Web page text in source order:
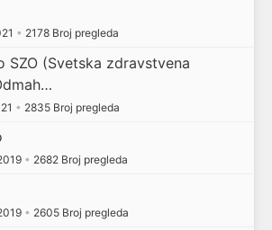
• 2178 Broj pregleda
SZO (Svetska zdravstvena
• 2835 Broj pregleda
• 2682 Broj pregleda
• 2605 Broj pregleda